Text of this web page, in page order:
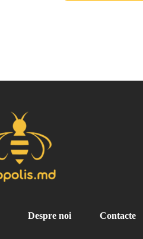
Despre noi Contacte